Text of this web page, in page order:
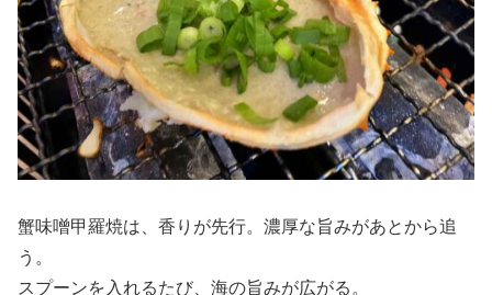
蟹味噌甲羅焼は、香りが先行。濃厚な旨みがあとから追
う。
スプーンを入れるたび、海の旨みが広がる。